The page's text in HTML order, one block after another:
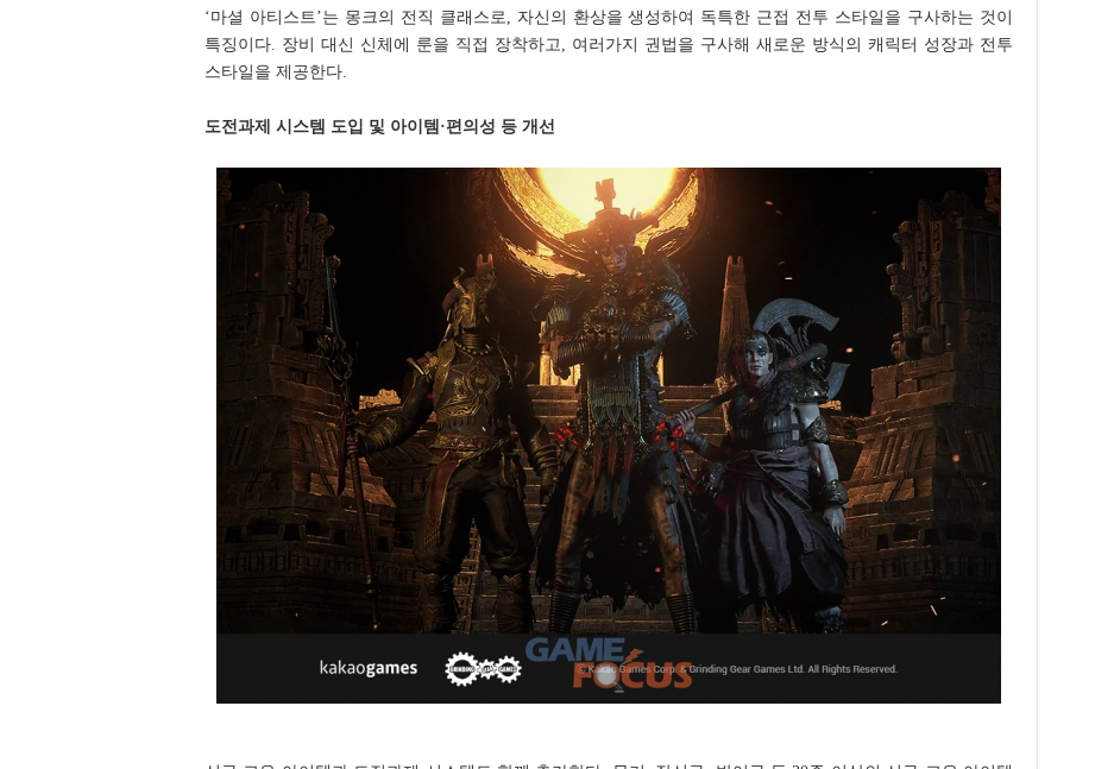
‘마셜 아티스트’는 몽크의 전직 클래스로, 자신의 환상을 생성하여 독특한 근접 전투 스타일을 구사하는 것이
특징이다. 장비 대신 신체에 룬을 직접 장착하고, 여러가지 권법을 구사해 새로운 방식의 캐릭터 성장과 전투
스타일을 제공한다.
도전과제 시스템 도입 및 아이템·편의성 등 개선